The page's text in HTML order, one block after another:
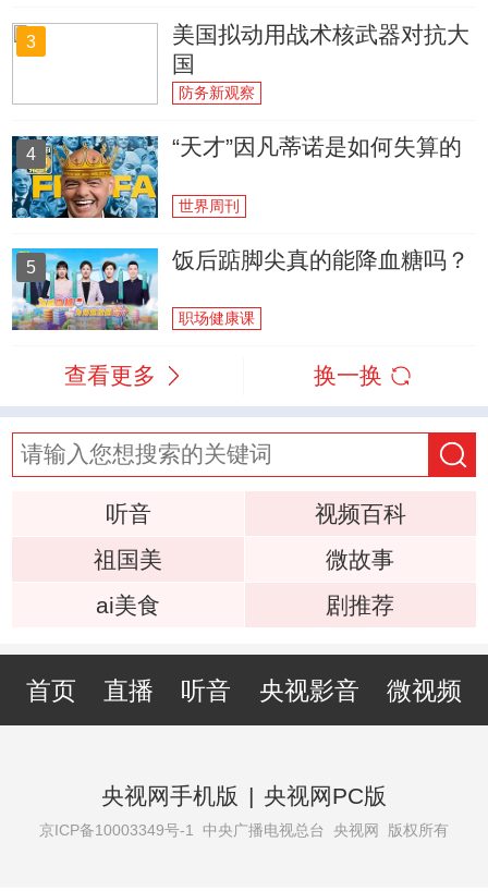
3
美国拟动用战术核武器对抗大
国
防务新观察
4 “天才”因凡蒂诺是如何失算的
世界周刊
5 饭后踮脚尖真的能降血糖吗？
职场健康课
查看更多 换一换
听音
视频百科
祖国美
微故事
ai美食
剧推荐
首页 直播 听音 央视影音 微视频
央视网手机版 | 央视网PC版
京ICP备10003349号-1 中央广播电视总台 央视网 版权所有